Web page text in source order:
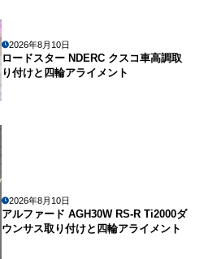
2026年8月10日
ロードスター NDERC クスコ車高調取
り付けと四輪アライメント
2026年8月10日
アルファード AGH30W RS-R Ti2000ダ
ウンサス取り付けと四輪アライメント